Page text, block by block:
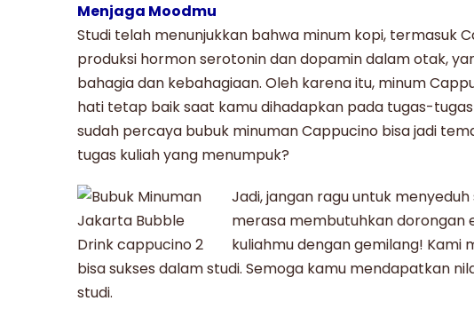
Menjaga Moodmu
Studi telah menunjukkan bahwa minum kopi, termasuk
produksi hormon serotonin dan dopamin dalam otak,
bahagia dan kebahagiaan. Oleh karena itu, minum
hati tetap baik saat kamu dihadapkan pada tugas-
sudah percaya bubuk minuman Cappucino bisa jadi
tugas kuliah yang menumpuk?
Jadi, jangan ragu untuk
merasa membutuhkan dorongan
kuliahmu dengan gemilang! Kami
bisa sukses dalam studi. Semoga kamu mendapatkan
studi.